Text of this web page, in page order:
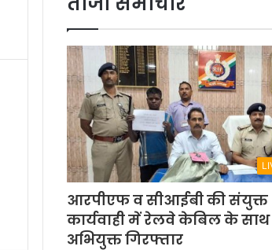
आरपीएफ व सीआईबी की संयुक्त
कार्यवाही में रेलवे केबिल के
अभियुक्त गिरफ्तार